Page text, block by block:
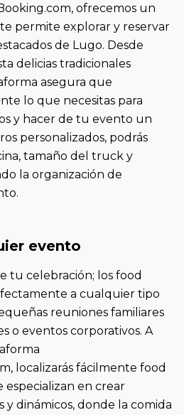
ofrecemos un
permite explorar y reservar
de Lugo. Desde
delicias tradicionales
asegura que
lo que necesitas para
y hacer de tu evento un
personalizados, podrás
tamaño del truck y
la organización de
evento
tu celebración; los food
a cualquier tipo
reuniones familiares
o eventos corporativos. A
localizarás fácilmente food
en crear
y dinámicos, donde la comida